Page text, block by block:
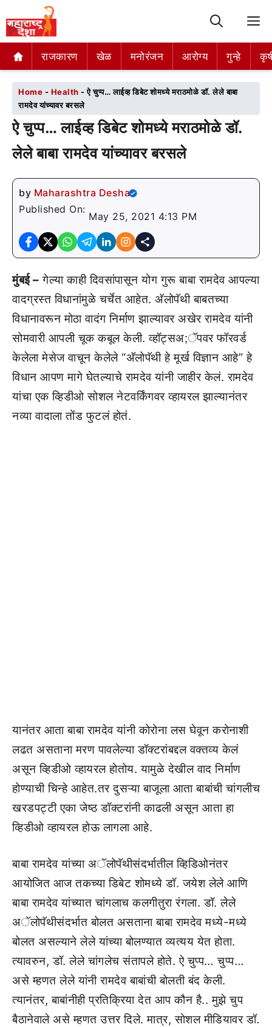
राजकारण खेळ मनोरंजन आरोग्य गुन्हे
राजकारण खेळ मनोरंजन आरोग्य गुन्हे
Home - Health -ऐ चुप्प… लाईव्ह डिबेट शोमध्ये मराठमोळे डॉ. लेले बाबा
रामदेव यांच्यावर बरसले
ऐ चुप्प… लाईव्ह डिबेट शोमध्ये मराठमोळे डॉ.
लेले बाबा रामदेव यांच्यावर बरसले
by Maharashtra Desha
Published On:
May 25, 2021 4:13 PM
मुंबई – गेल्या काही दिवसांपासून योग गुरू बाबा रामदेव आपल्या
वादग्रस्त विधानांमुळे चर्चेत आहेत. अ‍ॅलोपॅथी बाबतच्या
विधानावरून मोठा वादंग निर्माण झाल्यावर अखेर रामदेव यांनी
सोमवारी आपली चूक कबूल केली. व्हॉट्सअ;ॅपवर फॉरवर्ड
केलेला मेसेज वाचून केलेले “अ‍ॅलोपॅथी हे मूर्ख विज्ञान आहे” हे
विधान आपण मागे घेतल्याचे रामदेव यांनी जाहीर केलं. रामदेव
यांचा एक व्हिडीओ सोशल नेटवर्किंगवर व्हायरल झाल्यानंतर
नव्या वादाला तोंड फुटलं होतं.
यानंतर आता बाबा रामदेव यांनी कोरोना लस घेवून करोनाशी
लढत असताना मरण पावलेल्या डॉक्टरांबद्दल वक्तव्य केलं
असून व्हिडीओ व्हायरल होतोय. यामुळे देखील वाद निर्माण
होण्याची चिन्हे आहेत.तर दुसऱ्या बाजूला आता बाबांची चांगलीच
खरडपट्टी एका जेष्ठ डॉक्टरांनी काढली असून आता हा
व्हिडीओ व्हायरल होऊ लागला आहे.
बाबा रामदेव यांच्या अॅलोपॅथीसंदर्भातील व्हिडिओनंतर
आयोजित आज तकच्या डिबेट शोमध्ये डॉ. जयेश लेले आणि
बाबा रामदेव यांच्यात चांगलाच कलगीतुरा रंगला. डॉ. लेले
अॅलोपॅथीसंदर्भात बोलत असताना बाबा रामदेव मध्ये-मध्ये
बोलत असल्याने लेले यांच्या बोलण्यात व्यत्यय येत होता.
त्यावरुन, डॉ. लेले चांगलेच संतापले होते. ऐ चुप्प… चुप्प…
असे म्हणत लेले यांनी रामदेव बाबांची बोलती बंद केली.
त्यानंतर, बाबांनीही प्रतिक्रिया देत आप कौन है.. मुझे चुप
बैठानेवाले असे म्हणत उत्तर दिले. मात्र, सोशल मीडियावर डॉ.